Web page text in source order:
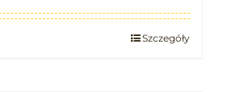
Szczegóły